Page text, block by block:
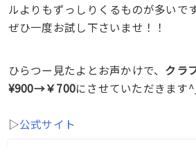
ルよりもずっしりくるものが多いで
ぜひ一度お試し下さいませ！！
ひらつー見たよとお声かけで、 クラ
¥900→￥700にさせていただきます
▷公式サイト